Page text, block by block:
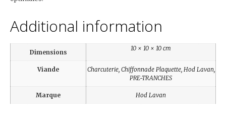
Additional information
Dimensions
10 × 10 × 10 cm
Viande
Charcuterie, Chiffonnade Plaquette, Hod Lavan,
PRE-TRANCHES
Marque Hod Lavan